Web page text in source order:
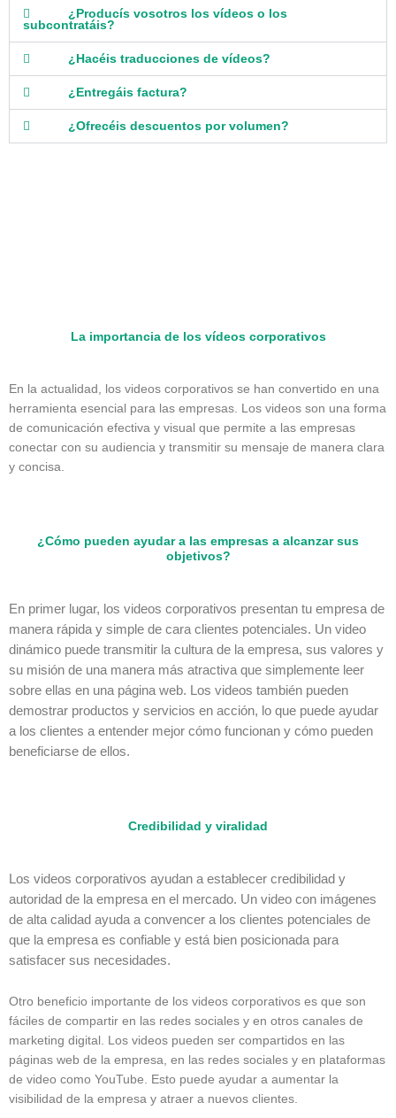
¿Producís vosotros los vídeos o los
subcontratáis?
¿Hacéis traducciones de vídeos?
¿Entregáis factura?
¿Ofrecéis descuentos por volumen?
La importancia de los vídeos corporativos
En la actualidad, los videos corporativos se han convertido en una
herramienta esencial para las empresas. Los videos son una forma
de comunicación efectiva y visual que permite a las empresas
conectar con su audiencia y transmitir su mensaje de manera clara
y concisa.
¿Cómo pueden ayudar a las empresas a alcanzar sus
objetivos?
En primer lugar, los videos corporativos presentan tu empresa de
manera rápida y simple de cara clientes potenciales. Un video
dinámico puede transmitir la cultura de la empresa, sus valores y
su misión de una manera más atractiva que simplemente leer
sobre ellas en una página web. Los videos también pueden
demostrar productos y servicios en acción, lo que puede ayudar
a los clientes a entender mejor cómo funcionan y cómo pueden
beneficiarse de ellos.
Credibilidad y viralidad
Los videos corporativos ayudan a establecer credibilidad y
autoridad de la empresa en el mercado. Un video con imágenes
de alta calidad ayuda a convencer a los clientes potenciales de
que la empresa es confiable y está bien posicionada para
satisfacer sus necesidades.
Otro beneficio importante de los videos corporativos es que son
fáciles de compartir en las redes sociales y en otros canales de
marketing digital. Los videos pueden ser compartidos en las
páginas web de la empresa, en las redes sociales y en plataformas
de video como YouTube. Esto puede ayudar a aumentar la
visibilidad de la empresa y atraer a nuevos clientes.